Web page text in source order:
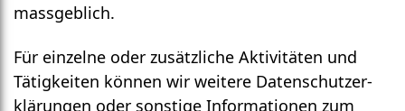
massgeblich.
Für einzelne oder zusätzliche Aktivitäten und
Tätigkeiten können wir weitere Daten­schutzer­
klärungen oder sonstige Informationen zum